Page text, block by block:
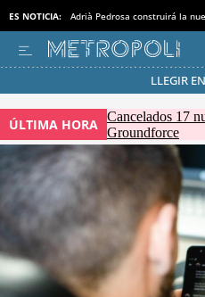
ES NOTICIA: Adrià Pedrosa construirá la
LLEGIR
Pásate al MODO
ÚLTIMA HORA Cancelados 17
Groundforce